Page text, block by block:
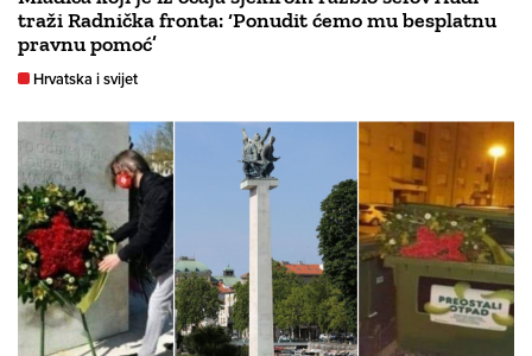
traži Radnička fronta: ‘Ponudit ćemo mu besplatnu
pravnu pomoć’
Hrvatska i svijet